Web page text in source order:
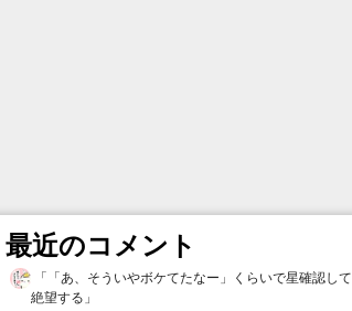
最近のコメント
「 「あ、そういやボケてたなー」くらいで星確認して
絶望する 」